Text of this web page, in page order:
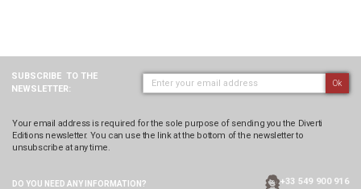
SUBSCRIBE TO THE
NEWSLETTER:
Ok
Your email address is required for the sole purpose of sending you the Diverti
Editions newsletter. You can use the link at the bottom of the newsletter to
unsubscribe at any time.
DO YOU NEED ANY INFORMATION? +33 549 900 916